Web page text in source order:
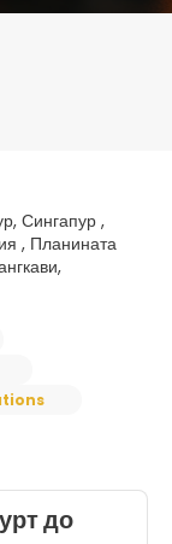
Сингапур ,
, Планината
до